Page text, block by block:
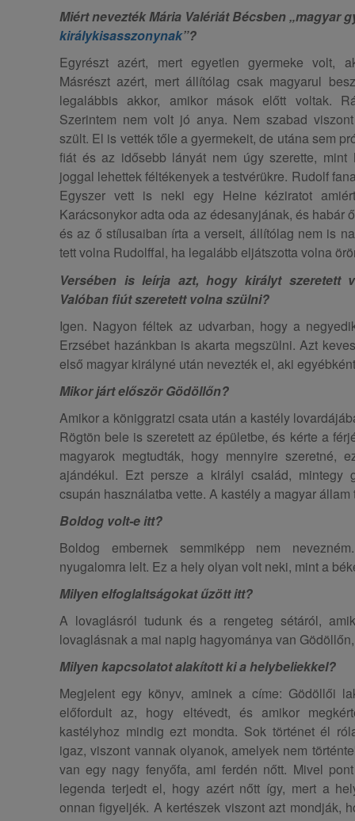
Miért nevezték Mária Valériát Bécsben „magyar
királykisasszonynak”?
Egyrészt azért, mert egyetlen gyermeke volt,
Másrészt azért, mert állítólag csak magyarul
legalábbis akkor, amikor mások előtt voltak.
Szerintem nem volt jó anya. Nem szabad
szült. El is vették tőle a gyermekeit, de utána sem
fiát és az idősebb lányát nem úgy szerette, mint
joggal lehettek féltékenyek a testvérükre. Rudolf
Egyszer vett is neki egy Heine kéziratot
Karácsonykor adta oda az édesanyjának, és habár
és az ő stílusaiban írta a verseit, állítólag nem is
tett volna Rudolffal, ha legalább eljátszotta volna
Versében is leírja azt, hogy királyt szeretett
Valóban fiút szeretett volna szülni?
Igen. Nagyon féltek az udvarban, hogy a
Erzsébet hazánkban is akarta megszülni. Azt
első magyar királyné után nevezték el, aki
Mikor járt először Gödöllőn?
Amikor a königgratzi csata után a kastély
Rögtön bele is szeretett az épületbe, és kérte a
magyarok megtudták, hogy mennyire szeretné,
ajándékul. Ezt persze a királyi család, mintegy
csupán használatba vette. A kastély a magyar
Boldog volt-e itt?
Boldog embernek semmiképp nem
nyugalomra lelt. Ez a hely olyan volt neki, mint a
Milyen elfoglaltságokat űzött itt?
A lovaglásról tudunk és a rengeteg sétáról,
lovaglásnak a mai napig hagyománya van
Milyen kapcsolatot alakított ki a helybeliekkel?
Megjelent egy könyv, aminek a címe: Gödöllői
előfordult az, hogy eltévedt, és amikor
kastélyhoz mindig ezt mondta. Sok történet él
igaz, viszont vannak olyanok, amelyek nem
van egy nagy fenyőfa, ami ferdén nőtt. Mivel
legenda terjedt el, hogy azért nőtt így, mert a
onnan figyeljék. A kertészek viszont azt mondják,